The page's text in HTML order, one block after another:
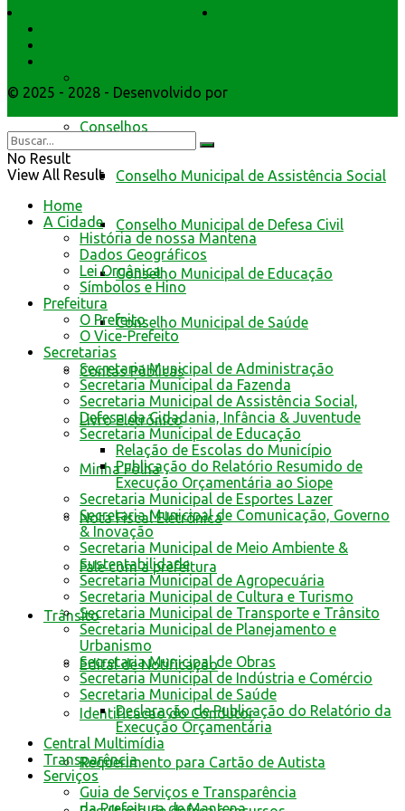
Conselhos
Conselho Municipal de Assistência Social
Conselho Municipal de Defesa Civil
Conselho Municipal de Educação
Conselho Municipal de Saúde
Contas Públicas
Livro Eletrônico
Minha Folha
Nota Fiscal Eletrônica
Fale com a prefeitura
Trânsito
Edital de Notificação
Identificacao do Condutor
Requerimento para Cartão de Autista
© 2025 - 2028 - Desenvolvido por
No Result
View All Result
Home
A Cidade
História de nossa Mantena
Dados Geográficos
Lei Orgânica
Símbolos e Hino
Prefeitura
O Prefeito
O Vice-Prefeito
Secretarias
Secretaria Municipal de Administração
Secretaria Municipal da Fazenda
Secretaria Municipal de Assistência Social,
Defesa da Cidadania, Infância & Juventude
Secretaria Municipal de Educação
Relação de Escolas do Município
Publicação do Relatório Resumido de
Execução Orçamentária ao Siope
Secretaria Municipal de Esportes Lazer
Secretaria Municipal de Comunicação, Governo
& Inovação
Secretaria Municipal de Meio Ambiente &
Sustentabilidade
Secretaria Municipal de Agropecuária
Secretaria Municipal de Cultura e Turismo
Secretaria Municipal de Transporte e Trânsito
Secretaria Municipal de Planejamento e
Urbanismo
Secretaria Municipal de Obras
Secretaria Municipal de Indústria e Comércio
Secretaria Municipal de Saúde
Declaração de Publicação do Relatório da
Execução Orçamentária
Central Multimídia
Transparência
Serviços
Guia de Serviços e Transparência